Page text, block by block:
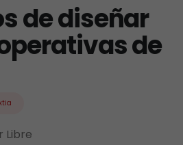
de diseñar
de
Libre